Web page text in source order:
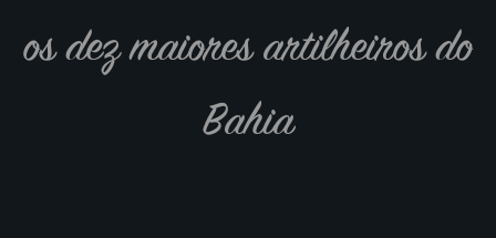
os dez maiores artilheiros do
Bahia